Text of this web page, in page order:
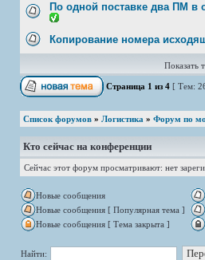
По одной поставке два ПМ в
Копирование номера
Показать
Страница 1 из 4 [ Тем:
Список форумов » Логистика » Форум по
Кто сейчас на конференции
Сейчас этот форум просматривают: нет
Новые сообщения
Новые сообщения [ Популярная тема ]
Новые сообщения [ Тема закрыта ]
Найти: